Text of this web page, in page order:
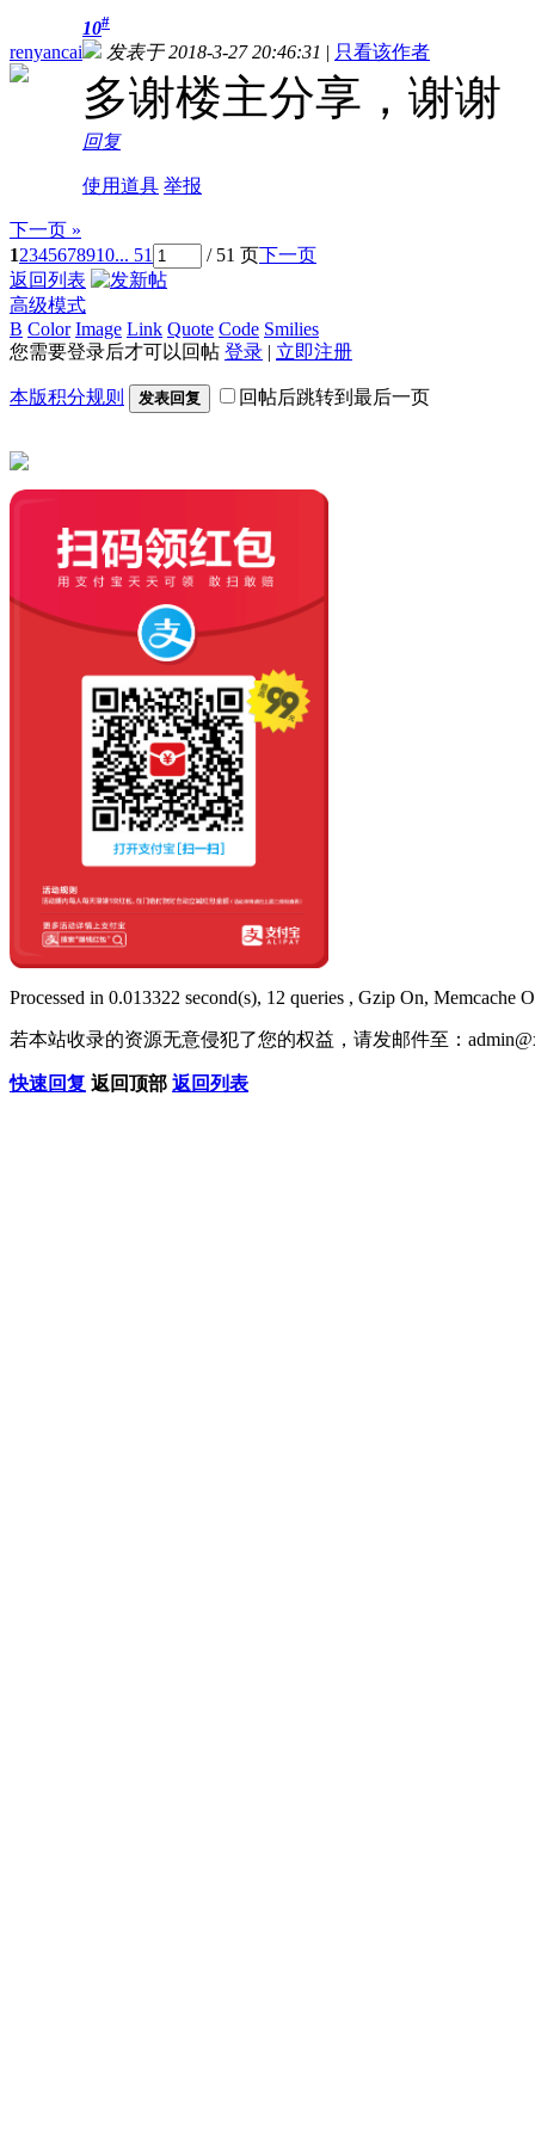
renyancai
10#
发表于 2018-3-27 20:46:31 | 只看该作者
多谢楼主分享，谢谢
回复
使用道具 举报
下一页 »
12345678910... 51 / 51 页下一页
返回列表
高级模式
B Color Image Link Quote Code Smilies
您需要登录后才可以回帖 登录 | 立即注册
本版积分规则 发表回复 回帖后跳转到最后一页
Processed in 0.013322 second(s), 12 queries , Gzip On, Memcache
若本站收录的资源无意侵犯了您的权益，请发邮件至：
快速回复 返回顶部 返回列表